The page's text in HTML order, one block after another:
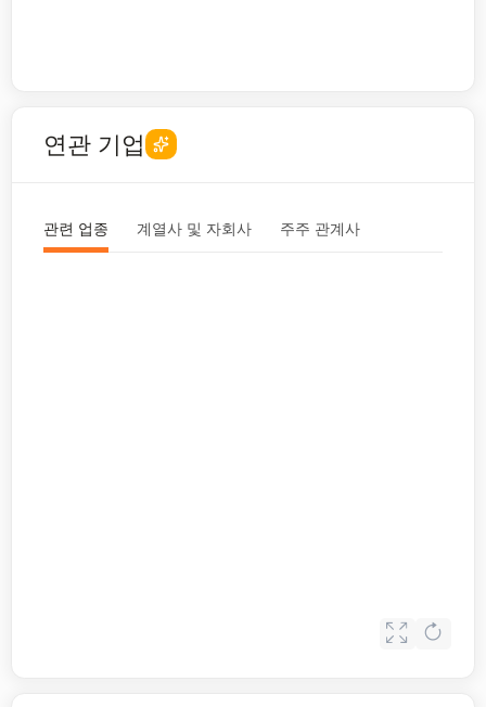
연관 기업
관련 업종 계열사 및 자회사 주주 관계사